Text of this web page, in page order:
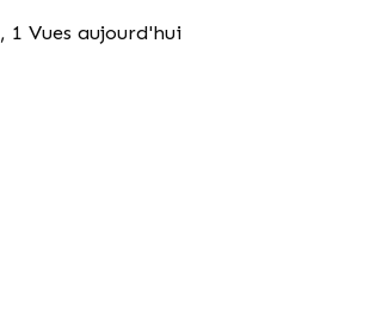
, 1 Vues aujourd'hui